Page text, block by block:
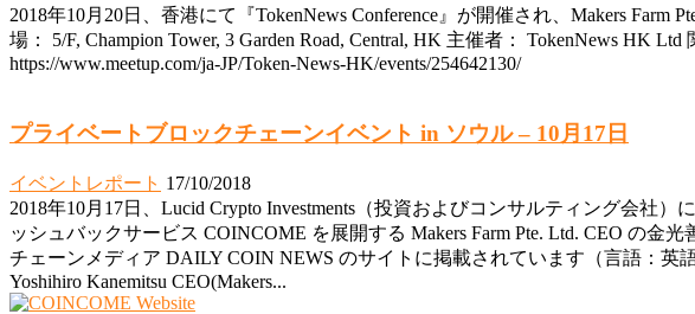
2018年10月20日、香港にて『TokenNews Conference』が開催され、Makers
場： 5/F, Champion Tower, 3 Garden Road, Central, HK 主催者： TokenNews HK Ltd
https://www.meetup.com/ja-JP/Token-News-HK/events/254642130/
プライベートブロックチェーンイベント in ソウル – 10月17日
イベントレポート 17/10/2018
2018年10月17日、Lucid Crypto Investments（投資およびコンサルティング会社
ッシュバックサービス COINCOME を展開する Makers Farm Pte. Ltd. CEO の
チェーンメディア DAILY COIN NEWS のサイトに掲載されています（言語：
Yoshihiro Kanemitsu CEO(Makers...